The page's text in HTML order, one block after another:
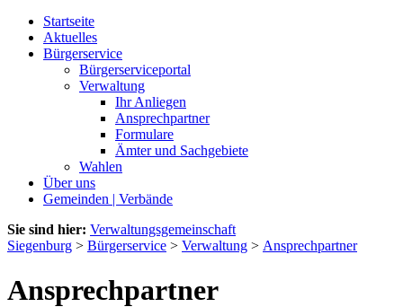
Startseite
Aktuelles
Bürgerservice
Bürgerserviceportal
Verwaltung
Ihr Anliegen
Ansprechpartner
Formulare
Ämter und Sachgebiete
Wahlen
Über uns
Gemeinden | Verbände
Sie sind hier: Verwaltungsgemeinschaft
Siegenburg > Bürgerservice > Verwaltung > Ansprechpartner
Ansprechpartner